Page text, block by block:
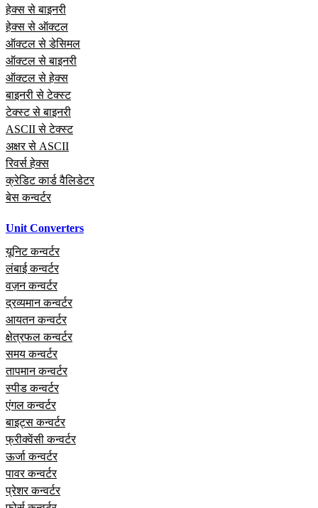
हेक्स से बाइनरी
हेक्स से ऑक्टल
ऑक्टल से डेसिमल
ऑक्टल से बाइनरी
ऑक्टल से हेक्स
बाइनरी से टेक्स्ट
टेक्स्ट से बाइनरी
ASCII से टेक्स्ट
अक्षर से ASCII
रिवर्स हेक्स
क्रेडिट कार्ड वैलिडेटर
बेस कन्वर्टर
Unit Converters
यूनिट कन्वर्टर
लंबाई कन्वर्टर
वज़न कन्वर्टर
द्रव्यमान कन्वर्टर
आयतन कन्वर्टर
क्षेत्रफल कन्वर्टर
समय कन्वर्टर
तापमान कन्वर्टर
स्पीड कन्वर्टर
एंगल कन्वर्टर
बाइट्स कन्वर्टर
फ्रीक्वेंसी कन्वर्टर
ऊर्जा कन्वर्टर
पावर कन्वर्टर
प्रेशर कन्वर्टर